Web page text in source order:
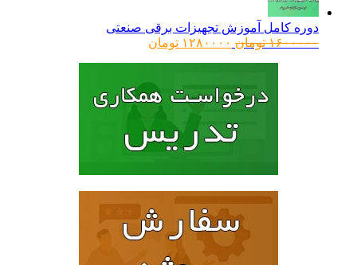
دوره کامل آموزش تجهیزات برقی صنعتی
۱۶۰۰۰۰۰ تومانقیمت
بود.
۱۲۸۰۰۰۰ تومانقیمت